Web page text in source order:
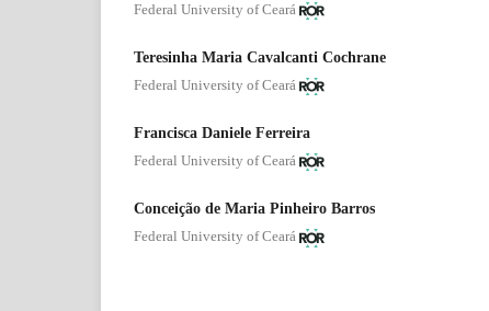
Federal University of Ceará
Teresinha Maria Cavalcanti Cochrane
Federal University of Ceará
Francisca Daniele Ferreira
Federal University of Ceará
Conceição de Maria Pinheiro Barros
Federal University of Ceará